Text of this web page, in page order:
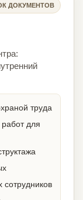
ДОКУМЕНТОВ
труда
для